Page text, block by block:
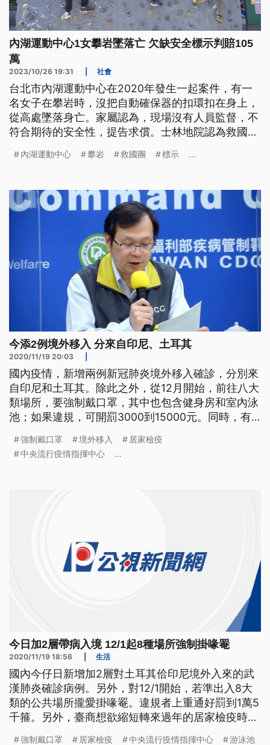
內湖運動中心1女攀岩墜落亡 欠缺安全標示判賠105
萬
2023/10/26 19:31 社會
台北市內湖運動中心在2020年發生一起案件，有一
名女子在攀岩時，沒把自動確保器的扣環扣在身上，
從高處墜落身亡。家屬認為，現場沒有人員監督，不
符合期待的安全性，提告求償。士林地院認為救國團
內湖運動中心 攀岩 救國團 標示 ...
今添2例境外移入 分來自印尼、土耳其
2020/11/19 20:03
國內疫情，新增兩例新冠肺炎境外移入確診，分別來
自印尼和土耳其。除此之外，從12月開始，前往八大
類場所，要強制戴口罩，其中也包含健身房和室內泳
池；如果違規，可開罰3000到15000元。同時，有
間，但指揮官陳時中表示，病毒不放假，如果想和家
人有更多相處時間，建議早一點回國。 揮汗跑步、
強制戴口罩 境外移入
居家檢疫
中央流行疫情指揮中心
...
今日加2層帶病入境 12/1起8種場所強制掛喙罨
2020/11/19 18:56 生活
國內今仔日新增加2層對土耳其佮印尼境外入來的武
漢肺炎確診病例。另外，對12/1開始，若準出入8大
類的公共場所攏愛掛喙罨。違規者上重通好罰到1萬5
千箍。另外，臺商想欲縮短轉來過年的居家檢疫時
強制戴口罩 居家檢疫 中央流行疫情指揮中心 游泳池